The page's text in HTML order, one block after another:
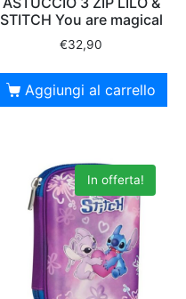
STITCH You are magical
€32,90
Aggiungi al carrello
In offerta!